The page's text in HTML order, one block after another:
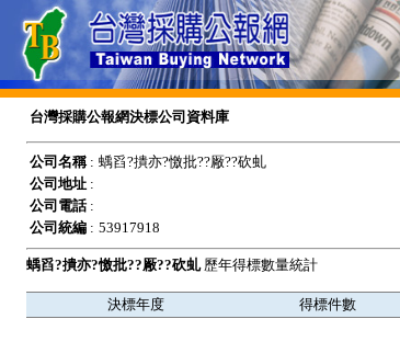
台灣採購公報網決標公司資料庫
公司名稱: 蝺舀?撌亦?憿批??厰??砍虬
公司地址 :
公司電話:
公司統編 : 53917918
蝺舀?撌亦?憿批??厰??砍虬歷年得標數量統計
決標年度 得標件數